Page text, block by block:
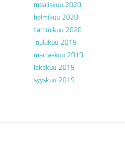
maaliskuu 2020
helmikuu 2020
tammikuu 2020
joulukuu 2019
marraskuu 2019
lokakuu 2019
syyskuu 2019